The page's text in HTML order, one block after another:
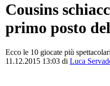
Cousins
primo posto
Ecco le 10 giocate più
11.12.2015 13:03 di Luca